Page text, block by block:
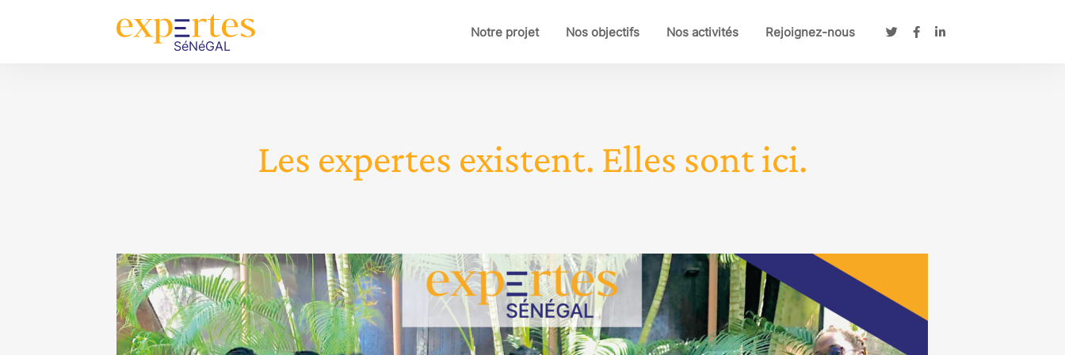
Notre projet Nos objectifs Nos activités Rejoignez-nous
Les expertes existent. Elles sont ici.